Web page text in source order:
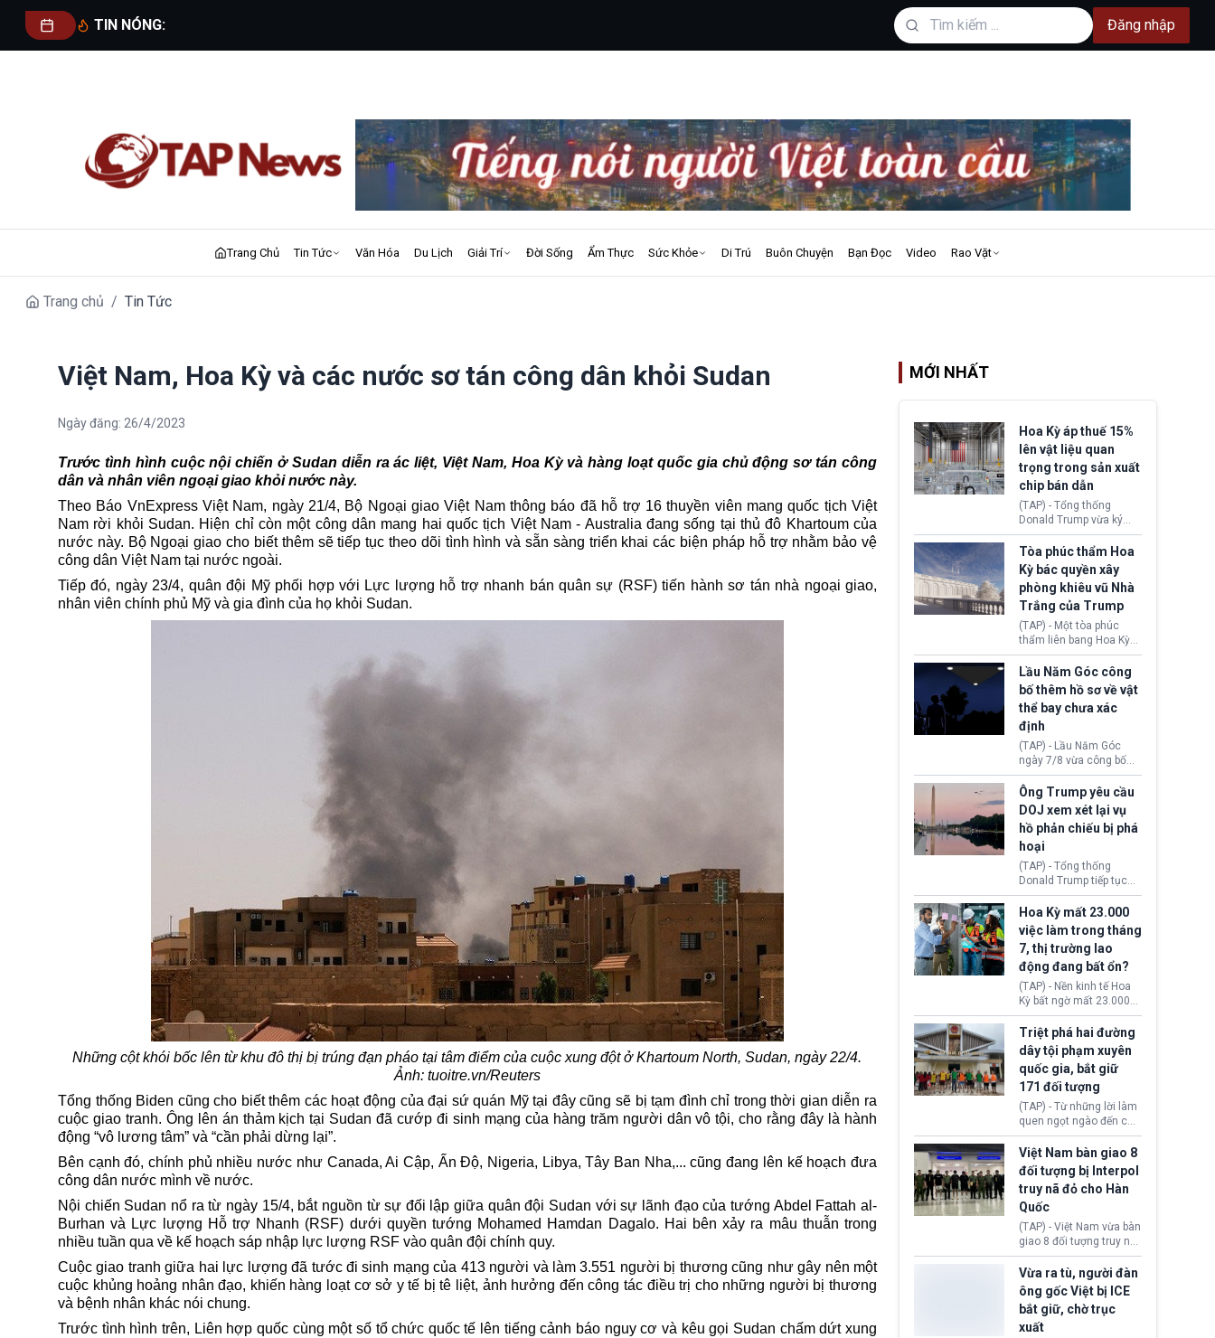
TIN NÓNG: Đăng nhập
Trang Chủ Tin Tức Văn Hóa Du Lịch Giải Trí Đời Sống Ẩm Thực Sức Khỏe Di Trú Buôn Chuyện Bạn Đọc Video Rao Vặt
Trang chủ / Tin Tức
Việt Nam, Hoa Kỳ và các nước sơ tán công dân khỏi Sudan
Ngày đăng: 26/4/2023
Trước tình hình cuộc nội chiến ở Sudan diễn ra ác liệt, Việt Nam, Hoa Kỳ và hàng loạt quốc gia chủ động sơ tán công
dân và nhân viên ngoại giao khỏi nước này.
Theo Báo VnExpress Việt Nam, ngày 21/4, Bộ Ngoại giao Việt Nam thông báo đã hỗ trợ 16 thuyền viên mang quốc tịch Việt
Nam rời khỏi Sudan. Hiện chỉ còn một công dân mang hai quốc tịch Việt Nam - Australia đang sống tại thủ đô Khartoum của
nước này. Bộ Ngoại giao cho biết thêm sẽ tiếp tục theo dõi tình hình và sẵn sàng triển khai các biện pháp hỗ trợ nhằm bảo vệ
công dân Việt Nam tại nước ngoài.
Tiếp đó, ngày 23/4, quân đội Mỹ phối hợp với Lực lượng hỗ trợ nhanh bán quân sự (RSF) tiến hànhsơ tán nhà ngoại giao,
nhân viên chính phủ Mỹ và gia đình của họ khỏi Sudan.
Những cột khói bốc lên từ khu đô thị bị trúng đạn pháo tại tâm điểm của cuộc xung đột ở Khartoum North, Sudan, ngày 22/4.
Ảnh: tuoitre.vn/Reuters
Tổng thống Biden cũng cho biết thêm các hoạt động của đại sứ quán Mỹ tại đây cũng sẽ bị tạm đình chỉ trong thời gian diễn ra
cuộc giao tranh. Ông lên án thảm kịch tại Sudan đã cướp đi sinh mạng của hàng trăm người dân vô tội, cho rằng đây là hành
động “vô lương tâm” và “cần phải dừng lại”.
Bên cạnh đó, chính phủ nhiều nước như Canada, Ai Cập, Ấn Độ, Nigeria, Libya, Tây Ban Nha,... cũng đang lên kế hoạch đưa
công dân nước mình về nước.
Nội chiến Sudan nổ ra từ ngày 15/4, bắt nguồn từ sự đối lập giữa quân đội Sudan với sự lãnh đạo của tướng Abdel Fattah al-
Burhan và Lực lượng Hỗ trợ Nhanh (RSF) dưới quyền tướng Mohamed Hamdan Dagalo. Hai bên xảy ra mâu thuẫn trong
nhiều tuần qua về kế hoạch sáp nhập lực lượng RSF vào quân đội chính quy.
Cuộc giao tranh giữa hai lực lượng đã tước đi sinh mạng của 413 người và làm 3.551 người bị thương cũng như gây nên một
cuộc khủng hoảng nhân đạo, khiến hàng loạt cơ sở y tế bị tê liệt, ảnh hưởng đến công tác điều trị cho những người bị thương
và bệnh nhân khác nói chung.
Trước tình hình trên, Liên hợp quốc cùng một số tổ chức quốc tế lên tiếng cảnh báo nguy cơ và kêu gọi Sudan chấm dứt xung
MỚI NHẤT
Hoa Kỳ áp thuế 15%
lên vật liệu quan
trọng trong sản xuất
chip bán dẫn
(TAP) - Tổng thống
Donald Trump vừa ký
sắc lệnh áp thuế bổ
sung 15% cùng cơ chế
giá sàn nhập khẩu
nghiêm ngặt đối với
polysilicon và các sản
phẩm hạ nguồn. Quyết
định này nhằm khôi
phục chuỗi cung ứng
công nghệ, năng lượng
mặt trời nội địa trước sự
thống trị của Trung
Quốc.
Tòa phúc thẩm Hoa
Kỳ bác quyền xây
phòng khiêu vũ Nhà
Trắng của Trump
(TAP) - Một tòa phúc
thẩm liên bang Hoa Kỳ
vừa phán quyết, chính
quyền Tổng thống
Donald Trump không có
quyền tự ý xây phòng
khiêu vũ mới rộng
khoảng 90.000 feet
vuông tại khu vực Cánh
Đông Nhà Trắng.
Lầu Năm Góc công
bố thêm hồ sơ về vật
thể bay chưa xác
định
(TAP) - Lầu Năm Góc
ngày 7/8 vừa công bố
thêm 41 hồ sơ liên quan
đến UFO hay còn được
gọi là hiện tượng bất
thường chưa xác định
(UAP). Những tài liệu này
bao gồm hình ảnh,
video, báo cáo từ nhiều
cơ quan khác nhau như
Cục Điều tra Liên bang
(FBI), Cơ quan Tình báo
Trung ương (CIA) và Bộ
Ngoại giao (DOS).
Ông Trump yêu cầu
DOJ xem xét lại vụ
hồ phản chiếu bị phá
hoại
(TAP) - Tổng thống
Donald Trump tiếp tục
cho rằng, hồ phản chiếu
trước Đài tưởng niệm
Lincoln bị phá hoại. Lãnh
đạo Nhà Trắng yêu cầu
Bộ Tư pháp (DOJ) xem
xét lại quyết định hủy
truy tố những cá nhân bị
nghi ngờ làm hư hại
công trình.
Hoa Kỳ mất 23.000
việc làm trong tháng
7, thị trường lao
động đang bất ổn?
(TAP) - Nền kinh tế Hoa
Kỳ bất ngờ mất 23.000
việc làm vào tháng 7,
cho thấy thị trường lao
động có dấu hiệu suy
yếu sau thời gian duy trì
tương đối ổn định suốt
nửa năm 2026.
Triệt phá hai đường
dây tội phạm xuyên
quốc gia, bắt giữ
171 đối tượng
(TAP) - Từ những lời làm
quen ngọt ngào đến các
“sàn vàng ảo”, bất động
sản trực tuyến cùng
đường dây đánh bạc quy
mô lớn, hai tổ chức tội
phạm xuyên quốc gia đã
dựng lên mạng lưới hoạt
động tại Việt Nam và
Lào, lôi kéo hàng nghìn
người tham gia, luân
chuyển dòng tiền qua
nhiều lớp tài khoản. Sau
hơn 2 tuần phối hợp truy
xét, lực lượng chức năng
hai nước đã bắt giữ 171
Việt Nam bàn giao 8
đối tượng bị Interpol
truy nã đỏ cho Hàn
Quốc
(TAP) - Việt Nam vừa bàn
giao 8 đối tượng truy nã
đỏ Interpol cho lực lượng
chức năng Hàn Quốc.
Nhóm này bị xác định
lừa đảo 619 nạn nhân,
chiếm đoạt hơn 17,7 tỷ
KRW.
Vừa ra tù, người đàn
ông gốc Việt bị ICE
bắt giữ, chờ trục
xuất